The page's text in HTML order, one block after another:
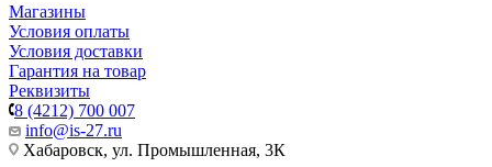
Магазины
Условия оплаты
Условия доставки
Гарантия на товар
Реквизиты
8 (4212) 700 007
info@is-27.ru
Хабаровск, ул. Промышленная, 3К